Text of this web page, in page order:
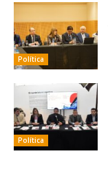
Política
Política